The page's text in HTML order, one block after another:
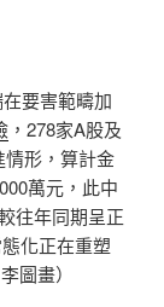
要害範疇加
，278家A股及
形，算計金
萬元，此中
往年同期呈正
化正在重塑
圖畫）